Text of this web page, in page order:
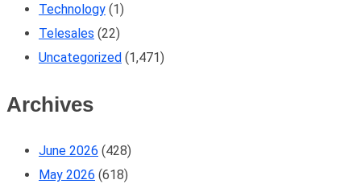
Technology (1)
Telesales (22)
Uncategorized (1,471)
Archives
June 2026 (428)
May 2026 (618)